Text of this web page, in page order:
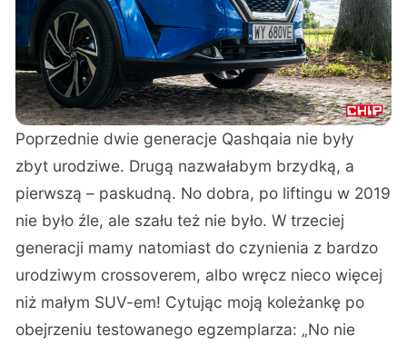
Poprzednie dwie generacje Qashqaia nie były
zbyt urodziwe. Drugą nazwałabym brzydką, a
pierwszą – paskudną. No dobra, po liftingu w 2019
nie było źle, ale szału też nie było. W trzeciej
generacji mamy natomiast do czynienia z bardzo
urodziwym crossoverem, albo wręcz nieco więcej
niż małym SUV-em! Cytując moją koleżankę po
obejrzeniu testowanego egzemplarza: „No nie